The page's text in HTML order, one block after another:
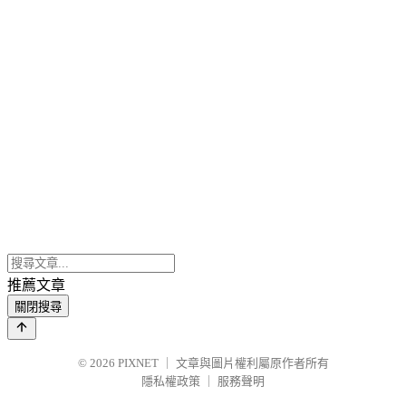
推薦文章
關閉搜尋
© 2026 PIXNET
文章與圖片權利屬原作者所有
隱私權政策
服務聲明